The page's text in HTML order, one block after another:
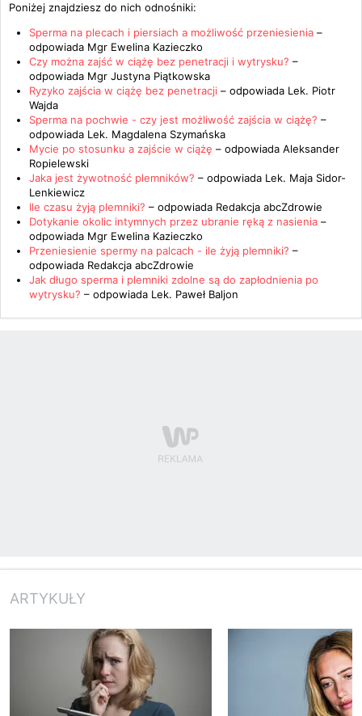
Poniżej znajdziesz do nich odnośniki:
Sperma na plecach i piersiach a możliwość przeniesienia –
odpowiada Mgr Ewelina Kazieczko
Czy można zajść w ciążę bez penetracji i wytrysku? –
odpowiada Mgr Justyna Piątkowska
Ryzyko zajścia w ciążę bez penetracji – odpowiada Lek. Piotr
Wajda
Sperma na pochwie - czy jest możliwość zajścia w ciążę? –
odpowiada Lek. Magdalena Szymańska
Mycie po stosunku a zajście w ciążę – odpowiada Aleksander
Ropielewski
Jaka jest żywotność plemników? – odpowiada Lek. Maja Sidor-
Lenkiewicz
Ile czasu żyją plemniki? – odpowiada Redakcja abcZdrowie
Dotykanie okolic intymnych przez ubranie ręką z nasienia –
odpowiada Mgr Ewelina Kazieczko
Przeniesienie spermy na palcach - ile żyją plemniki? –
odpowiada Redakcja abcZdrowie
Jak długo sperma i plemniki zdolne są do zapłodnienia po
wytrysku? – odpowiada Lek. Paweł Baljon
ARTYKUŁY